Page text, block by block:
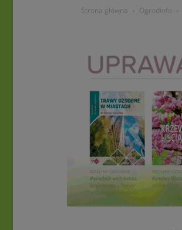
Strona główna Ogrodinfo